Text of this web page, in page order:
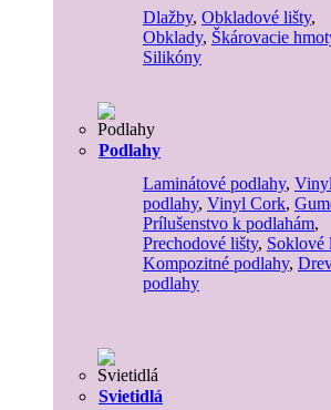
Dlažby, Obkladové lišty,
Obklady, Škárovacie
Silikóny
Podlahy
Laminátové podlahy,
podlahy, Vinyl Cork,
Prílušenstvo k podlahám,
Prechodové lišty, Soklové
Kompozitné podlahy,
podlahy
Svietidlá